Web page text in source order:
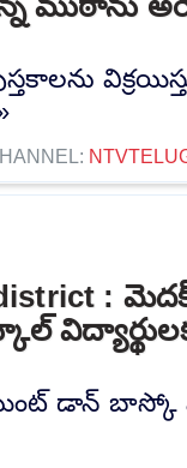
district :
డాన్ బాస్కో